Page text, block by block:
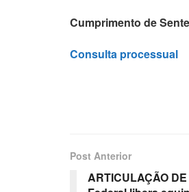
Cumprimento de
Consulta processual
Post Anterior
ARTICULAÇÃO